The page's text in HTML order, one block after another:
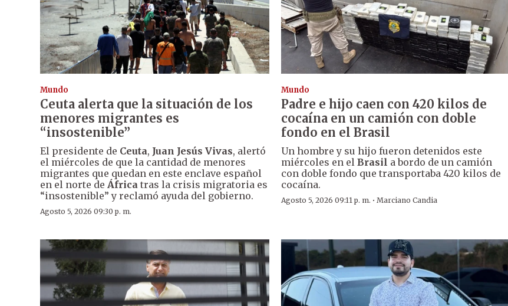
Mundo
Ceuta alerta que la situación de los
menores migrantes es
“insostenible”
El presidente de Ceuta, Juan Jesús Vivas, alertó
el miércoles de que la cantidad de menores
migrantes que quedan en este enclave español
en el norte de África tras la crisis migratoria es
“insostenible” y reclamó ayuda del gobierno.
Agosto 5, 2026 09:30 p. m.
Mundo
Padre e hijo caen con 420 kilos de
cocaína en un camión con doble
fondo en el Brasil
Un hombre y su hijo fueron detenidos este
miércoles en elBrasil a bordo de un camión
con doble fondo que transportaba 420 kilos de
cocaína.
Agosto 5, 2026 09:11 p. m. ·Marciano Candia